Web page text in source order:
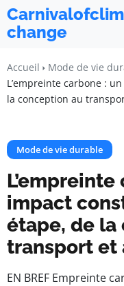
change
Accueil
Mode de vie
L’empreinte carbone :
la conception au
Mode de vie durable
impact
étape, de la
transport et
EN BREF Empreinte